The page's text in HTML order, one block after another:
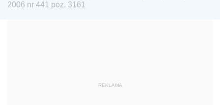
Dziennik Urzędowy Ministra Edukacji i Nauki
2006 nr 441 poz. 3161
REKLAMA